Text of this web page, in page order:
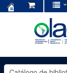
OLADE